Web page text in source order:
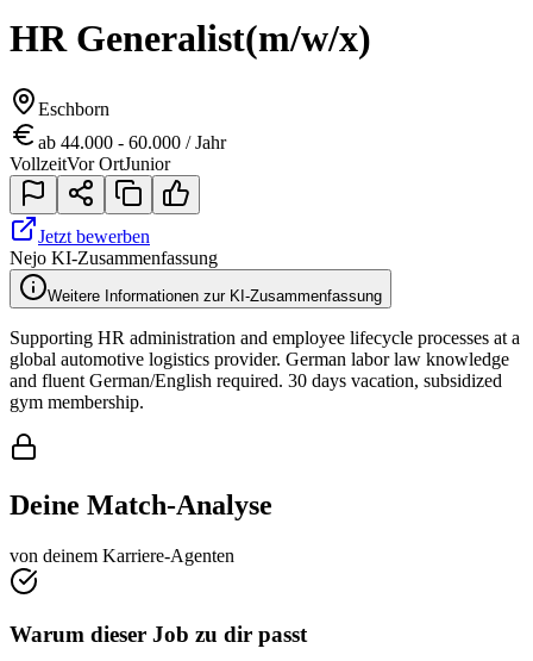
HR Generalist(m/w/x)
Eschborn
ab 44.000 - 60.000 / Jahr
VollzeitVor OrtJunior
Jetzt bewerben
Nejo KI-Zusammenfassung
Weitere Informationen zur KI-Zusammenfassung
Supporting HR administration and employee lifecycle processes at a
global automotive logistics provider. German labor law knowledge
and fluent German/English required. 30 days vacation, subsidized
gym membership.
Deine Match-Analyse
von deinem Karriere-Agenten
Warum dieser Job zu dir passt